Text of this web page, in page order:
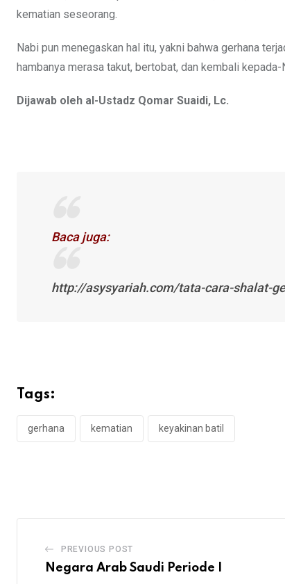
kematian seseorang.
Nabi pun menegaskan hal itu, yakni bahwa gerhana
hambanya merasa takut, bertobat, dan kembali kepada-
Dijawab oleh al-Ustadz Qomar Suaidi, Lc.
Baca juga:
http://asysyariah.com/tata-cara-shalat-
Tags:
gerhana kematian keyakinan batil
PREVIOUS POST
Negara Arab Saudi Periode I